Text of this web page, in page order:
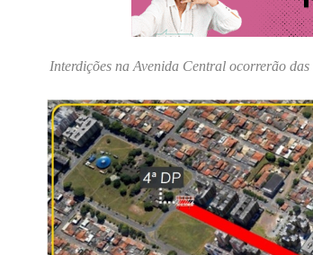
Interdições na Avenida Central ocorrerão das